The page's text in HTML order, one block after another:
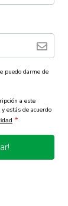
puedo darme de
a este
estás de acuerdo
*